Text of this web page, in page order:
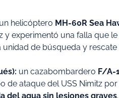
un helicóptero MH-60R Sea
y experimentó una falla que
unidad de búsqueda y
un cazabombardero F/A-
de ataque del USS Nimitz por
del agua sin lesiones graves.